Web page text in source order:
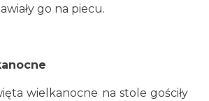
go na piecu.
na stole gościły